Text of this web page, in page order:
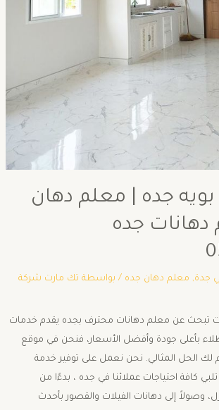
جده | معلم دهان
جده
جدة, معلم دهان جده / بواسطة تك مارت شركة
تبحث عن معلم دهانات محترف بجده يقدم خدمات
بأعلى جودة وأفضل الأسعار، فنحن في موقع
لك الحل المثالي. نحن نعمل على توفير خدمة
كافة احتياجات عملائنا في جده ، بدءًا من
وصولاً إلى دهانات الفيلات والقصور بأحدث